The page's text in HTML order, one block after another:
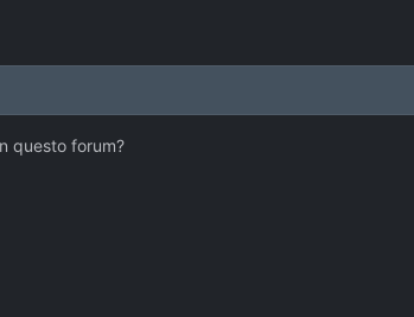
questo forum?